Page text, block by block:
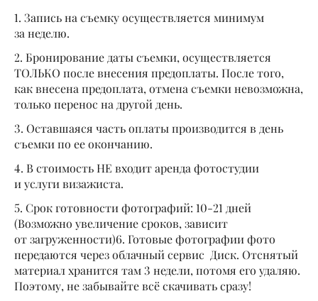
1. Запись на съемку осуществляется минимум
за неделю.
2. Бронирование даты съемки, осуществляется
ТОЛЬКО после внесения предоплаты. После того,
как внесена предоплата, отмена съемки невозможна,
только перенос на другой день.
3. Оставшаяся часть оплаты производится в день
съемки по ее окончанию.
4. В стоимость НЕ входит аренда фотостудии
и услуги визажиста.
5. Срок готовности фотографий: 10-21 дней
(Возможно увеличение сроков, зависит
от загруженности)6. Готовые фотографии фото
передаются через облачный сервис Диск. Отснятый
материал хранится там 3 недели, потомя его удаляю.
Поэтому, не забывайте всё скачивать сразу!